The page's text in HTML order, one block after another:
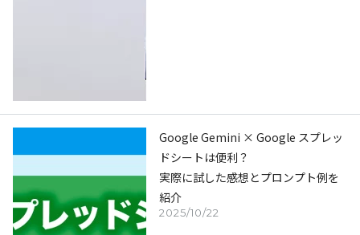
2025/10/22
Google Gemini × Google スプレッ
ドシートは便利？
実際に試した感想とプロンプト例を
紹介